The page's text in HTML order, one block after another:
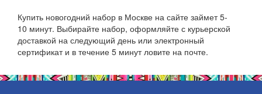
Купить новогодний набор в Москве на сайте займет 5-
10 минут. Выбирайте набор, оформляйте с курьерской
доставкой на следующий день или электронный
сертификат и в течение 5 минут ловите на почте.